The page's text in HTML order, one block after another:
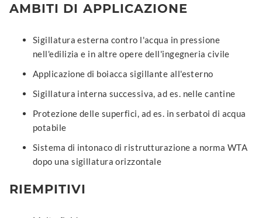
AMBITI DI APPLICAZIONE
Sigillatura esterna contro l'acqua in pressione
nell'edilizia e in altre opere dell'ingegneria civile
Applicazione di boiacca sigillante all'esterno
Sigillatura interna successiva, ad es. nelle cantine
Protezione delle superfici, ad es. in serbatoi di acqua
potabile
Sistema di intonaco di ristrutturazione a norma WTA
dopo una sigillatura orizzontale
RIEMPITIVI